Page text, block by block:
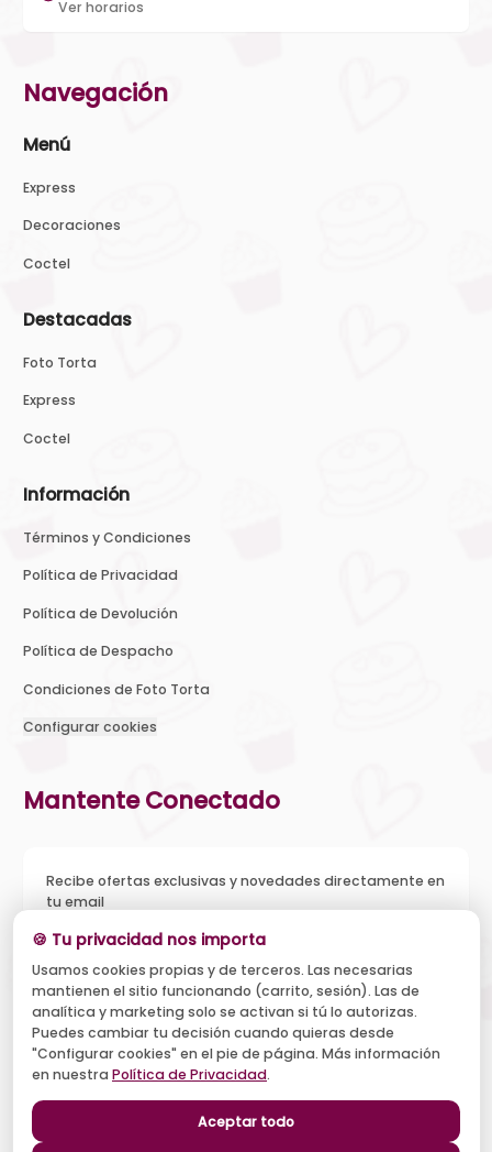
Ver horarios
Navegación
Menú
Express
Decoraciones
Coctel
Destacadas
Foto Torta
Express
Coctel
Información
Términos y Condiciones
Política de Privacidad
Política de Devolución
Política de Despacho
Condiciones de Foto Torta
Configurar cookies
Mantente Conectado
Recibe ofertas exclusivas y novedades directamente en
tu email
Acepto recibir novedades y ofertas, y el tratamiento de mi
email según la Política de Privacidad . Puedo darme de baja
cuando quiera.
Suscribirse
🍪 Tu privacidad nos importa
Usamos cookies propias y de terceros. Las necesarias
mantienen el sitio funcionando (carrito, sesión). Las de
analítica y marketing solo se activan si tú lo autorizas.
Puedes cambiar tu decisión cuando quieras desde
"Configurar cookies" en el pie de página. Más información
en nuestra Política de Privacidad.
Aceptar todo